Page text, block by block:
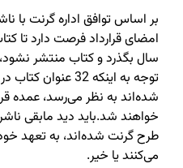
بر اساس توافق اداره گرنت با
امضای قرارداد فرصت دارد تا
سال بگذرد و کتاب منتشر
شده‌اند به نظر می‌رسد،‌ عمده
طرح گرنت شده‌اند،‌ به تعهد
می‌کنند یا خیر.